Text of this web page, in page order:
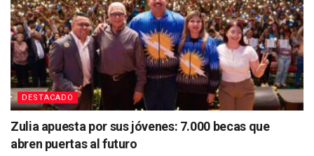
DESTACADO
Zulia apuesta por sus jóvenes: 7.000 becas que
abren puertas al futuro